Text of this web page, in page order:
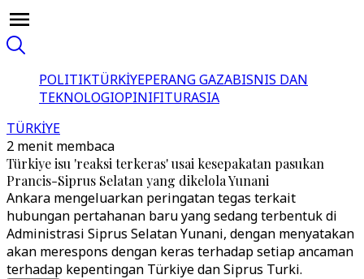
POLITIKTÜRKİYEPERANG GAZABISNIS DAN
TEKNOLOGIOPINIFITURASIA
TÜRKİYE
2 menit membaca
Türkiye isu 'reaksi terkeras' usai kesepakatan pasukan
Prancis-Siprus Selatan yang dikelola Yunani
Ankara mengeluarkan peringatan tegas terkait
hubungan pertahanan baru yang sedang terbentuk di
Administrasi Siprus Selatan Yunani, dengan menyatakan
akan merespons dengan keras terhadap setiap ancaman
terhadap kepentingan Türkiye dan Siprus Turki.